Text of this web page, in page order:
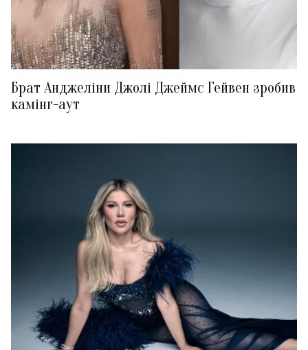
Брат Анджеліни Джолі Джеймс Гейвен зробив
камінг-аут